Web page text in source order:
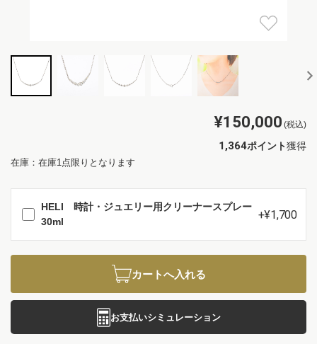
¥150,000 (税込)
1,364ポイント獲得
在庫：在庫1点限りとなります
HELI 時計・ジュエリー用クリーナースプレー
30ml
+¥1,700
カートへ入れる
お支払いシミュレーション